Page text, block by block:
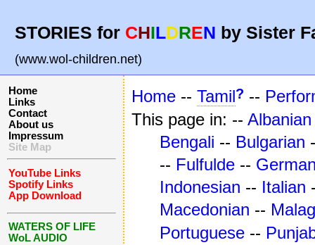
STORIES for CHILDREN by Sister
(www.wol-children.net)
Home
Links
Contact
About us
Impressum
Site Map
YouTube Links
Spotify Links
App Download
WATERS OF LIFE
WoL AUDIO
Home -- Tamil? --
This page in: -- Albanian
Bengali -- Bulgarian
-- Fulfulde --
Indonesian -- Italian
Macedonian --
Portuguese --